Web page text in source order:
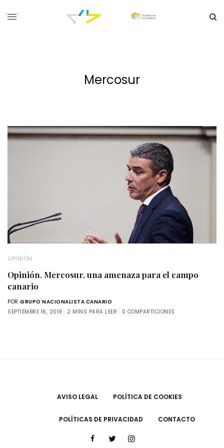
Mercosur
OPINIÓN
Opinión. Mercosur, una amenaza para el campo
canario
POR GRUPO NACIONALISTA CANARIO
SEPTIEMBRE 16, 2019
2 MINS PARA LEER 0 COMPARTICIONES
AVISO LEGAL POLÍTICA DE COOKIES
POLÍTICAS DE PRIVACIDAD CONTACTO